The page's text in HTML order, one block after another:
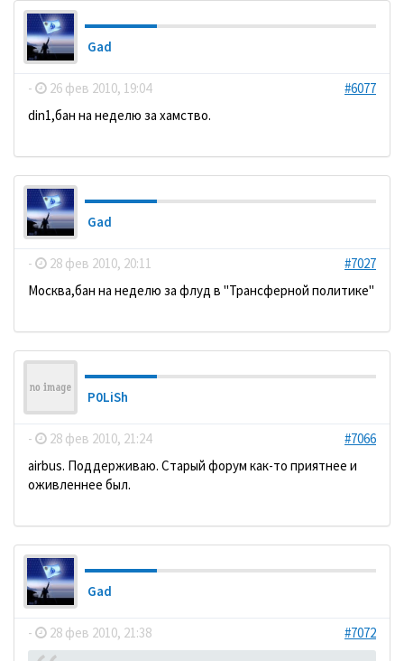
Gad
- 26 фев 2010, 19:04
#6077
din1,бан на неделю за хамство.
Gad
- 28 фев 2010, 20:11
#7027
Москва,бан на неделю за флуд в "Трансферной политике"
P0LiSh
- 28 фев 2010, 21:24
#7066
аirbus. Поддерживаю. Старый форум как-то приятнее и
оживленнее был.
Gad
- 28 фев 2010, 21:38 #7072